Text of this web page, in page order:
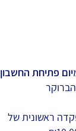
יום פתיחת החשבון
הברוקר
ראשונית של